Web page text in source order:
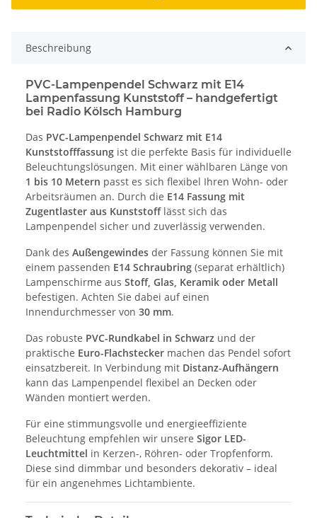
Beschreibung
PVC-Lampenpendel Schwarz mit E14
Lampenfassung Kunststoff – handgefertigt
bei Radio Kölsch Hamburg
Das PVC-Lampenpendel Schwarz mit E14
Kunststofffassung ist die perfekte Basis für individuelle
Beleuchtungslösungen. Mit einer wählbaren Länge von
1 bis 10 Metern passt es sich flexibel Ihren Wohn- oder
Arbeitsräumen an. Durch die E14 Fassung mit
Zugentlaster aus Kunststofflässt sich das
Lampenpendel sicher und zuverlässig verwenden.
Dank des Außengewindes der Fassung können Sie mit
einem passenden E14 Schraubring (separat erhältlich)
Lampenschirme aus Stoff, Glas, Keramik oder Metall
befestigen. Achten Sie dabei auf einen
Innendurchmesser von 30 mm.
Das robuste PVC-Rundkabel in Schwarz und der
praktische Euro-Flachstecker machen das Pendel sofort
einsatzbereit. In Verbindung mit Distanz-Aufhängern
kann das Lampenpendel flexibel an Decken oder
Wänden montiert werden.
Für eine stimmungsvolle und energieeffiziente
Beleuchtung empfehlen wir unsere Sigor LED-
Leuchtmittel in Kerzen-, Röhren- oder Tropfenform.
Diese sind dimmbar und besonders dekorativ – ideal
für ein angenehmes Lichtambiente.